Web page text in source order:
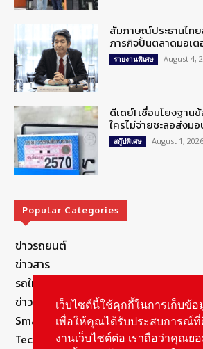
สัมภาษณ์ประธานไท
ภารกิจปั้นตลาดมอเต
รายงานพิเศษ August 4,
ดีเดย์! เชื่อมโยงฐาน
ใครไม่จ่ายชะลอส่งม
สกู๊ปพิเศษ August 1, 2026
Popular Categories
ข่าวรถยนต์
ข่าวสาร
รถใหม่
ข่าวประชาสัมพันธ์
Smart Life
Technology
เว็บไซต์นี้ใช้คุกกี้ในการเก็บข้
เพื่อให้คุณได้รับประสบการณ์
งานเว็บไซต์ต่อ เราถือว่าคุณย